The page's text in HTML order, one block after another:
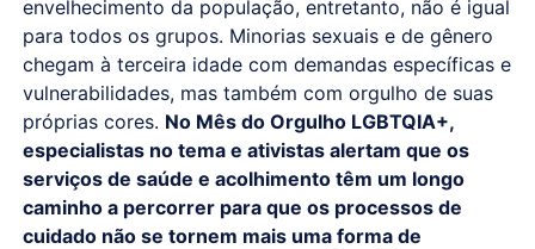
envelhecimento da população, entretanto, não é igual
para todos os grupos. Minorias sexuais e de gênero
chegam à terceira idade com demandas específicas e
vulnerabilidades, mas também com orgulho de suas
próprias cores. No Mês do Orgulho LGBTQIA+,
especialistas no tema e ativistas alertam que os
serviços de saúde e acolhimento têm um longo
caminho a percorrer para que os processos de
cuidado não se tornem mais uma forma de